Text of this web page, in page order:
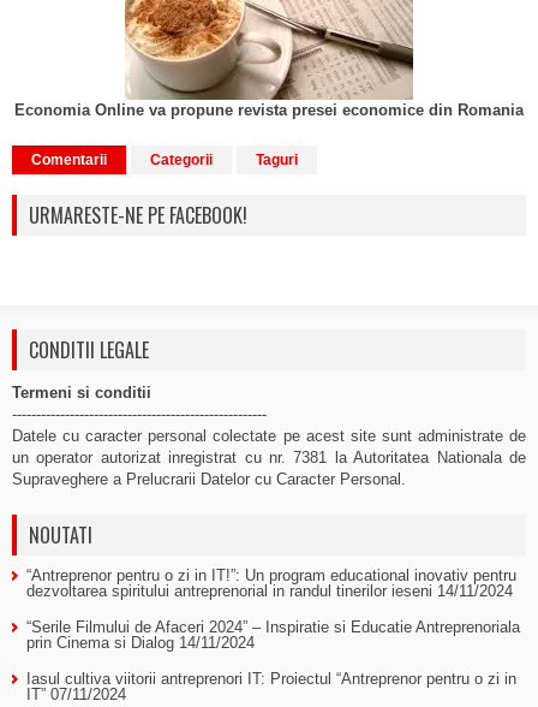
Economia Online va propune revista presei economice din Romania
Comentarii Categorii Taguri
URMARESTE-NE PE FACEBOOK!
CONDITII LEGALE
Termeni si conditii
-----------------------------------------------------
Datele cu caracter personal colectate pe acest site sunt administrate de
un operator autorizat inregistrat cu nr. 7381 la Autoritatea Nationala de
Supraveghere a Prelucrarii Datelor cu Caracter Personal.
NOUTATI
“Antreprenor pentru o zi in IT!”: Un program educational inovativ pentru
dezvoltarea spiritului antreprenorial in randul tinerilor ieseni 14/11/2024
“Serile Filmului de Afaceri 2024” – Inspiratie si Educatie Antreprenoriala
prin Cinema si Dialog 14/11/2024
Iasul cultiva viitorii antreprenori IT: Proiectul “Antreprenor pentru o zi in
IT” 07/11/2024